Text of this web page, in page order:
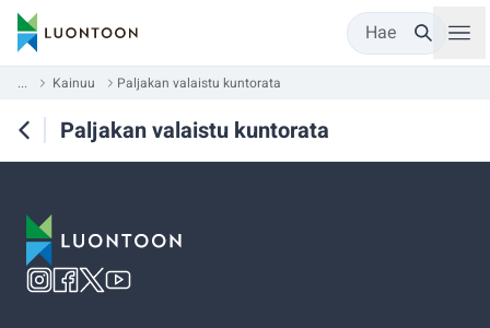
Hae
... Kainuu Paljakan valaistu kuntorata
Paljakan valaistu kuntorata